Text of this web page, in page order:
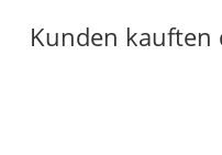
Kunden kauften